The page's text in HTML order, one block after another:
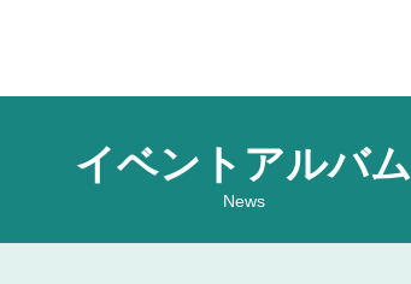
イベントアルバム
News